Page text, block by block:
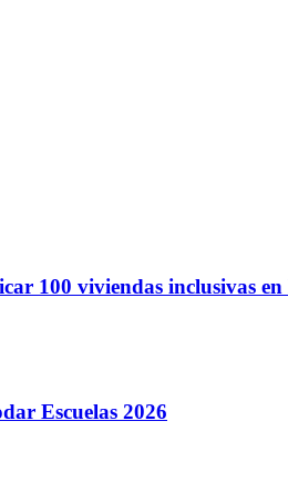
100 viviendas inclusivas en
Escuelas 2026